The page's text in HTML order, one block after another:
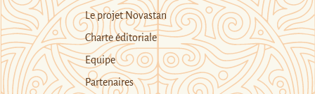
Le projet Novastan
Charte éditoriale
Equipe
Partenaires